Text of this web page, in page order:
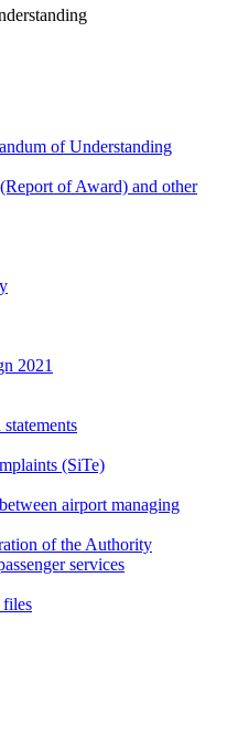
of Understanding
of Award) and other
2021
statements
(SiTe)
airport managing
of the Authority
services
files